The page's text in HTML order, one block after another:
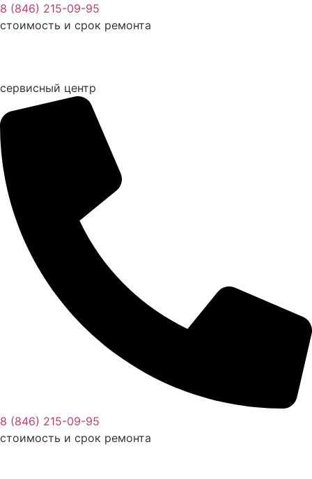
Перейти
к
8 (846) 215-09-95
стоимость и срок ремонта
сервисный центр
8 (846) 215-09-95
стоимость и срок ремонта